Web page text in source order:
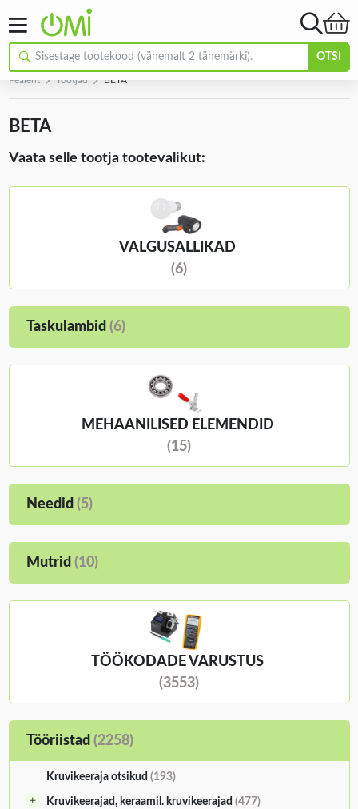
OTSI
Pealeht Tootjad BETA
BETA
Vaata selle tootja tootevalikut:
VALGUSALLIKAD
(6)
Taskulambid (6)
MEHAANILISED ELEMENDID
(15)
Needid (5)
Mutrid (10)
TÖÖKODADE VARUSTUS
(3553)
Tööriistad (2258)
Kruvikeeraja otsikud (193)
Kruvikeerajad, keraamil. kruvikeerajad (477)